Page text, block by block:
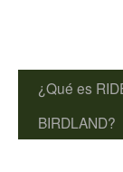
¿Qué es
BIRDLAND?